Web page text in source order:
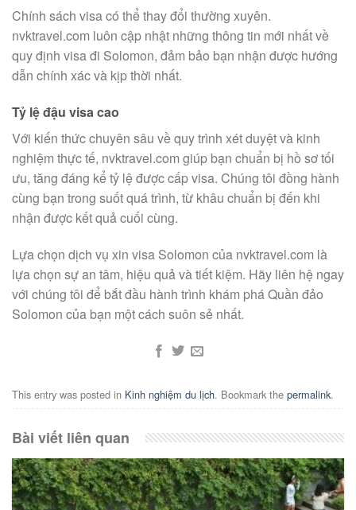
Chính sách visa có thể thay đổi thường xuyên.
nvktravel.com luôn cập nhật những thông tin mới nhất về
quy định visa đi Solomon, đảm bảo bạn nhận được hướng
dẫn chính xác và kịp thời nhất.
Tỷ lệ đậu visa cao
Với kiến thức chuyên sâu về quy trình xét duyệt và kinh
nghiệm thực tế, nvktravel.com giúp bạn chuẩn bị hồ sơ tối
ưu, tăng đáng kể tỷ lệ được cấp visa. Chúng tôi đồng hành
cùng bạn trong suốt quá trình, từ khâu chuẩn bị đến khi
nhận được kết quả cuối cùng.
Lựa chọn dịch vụ xin visa Solomon của nvktravel.com là
lựa chọn sự an tâm, hiệu quả và tiết kiệm. Hãy liên hệ ngay
với chúng tôi để bắt đầu hành trình khám phá Quần đảo
Solomon của bạn một cách suôn sẻ nhất.
This entry was posted in Kinh nghiệm du lịch. Bookmark the permalink.
Bài viết liên quan